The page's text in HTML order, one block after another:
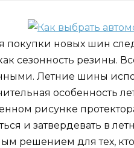
покупки новых шин
сезонность резины.
Летние шины
особенность
рисунке
и затвердевать в
решением для тех,